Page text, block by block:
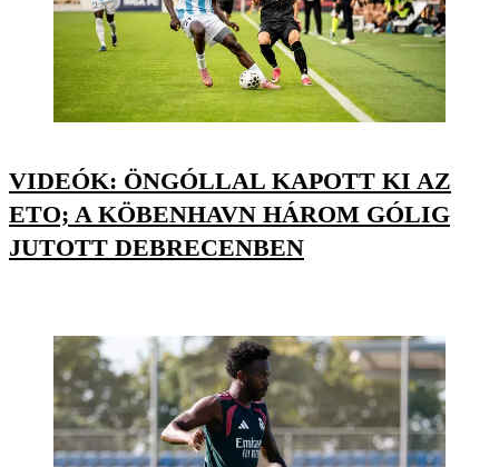
VIDEÓK: ÖNGÓLLAL KAPOTT KI AZ
ETO; A KÖBENHAVN HÁROM GÓLIG
JUTOTT DEBRECENBEN